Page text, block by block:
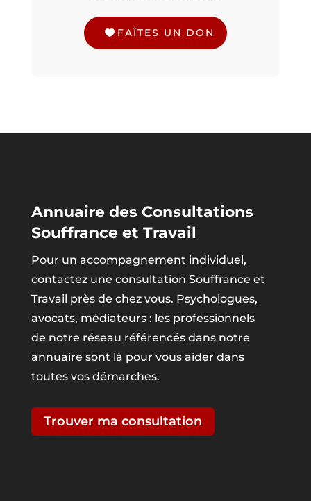
FAÎTES UN DON
Annuaire des Consultations
Souffrance et Travail
Pour un accompagnement individuel,
contactez une consultation Souffrance et
Travail près de chez vous. Psychologues,
avocats, médiateurs : les professionnels
de notre réseau référencés dans notre
annuaire sont là pour vous aider dans
toutes vos démarches.
Trouver ma consultation